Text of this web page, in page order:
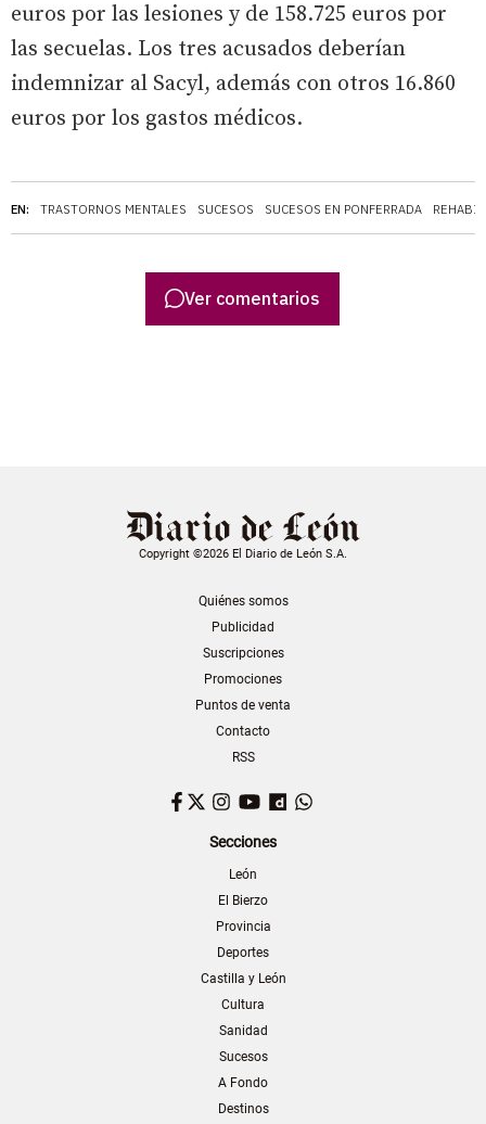
EN: TRASTORNOS MENTALES SUCESOS SUCESOS EN PONFERRADA
euros por las lesiones y de 158.725 euros por
las secuelas. Los tres acusados deberían
indemnizar al Sacyl, además con otros 16.860
euros por los gastos médicos.
Ver comentarios
Copyright ©2026 El Diario de León S.A.
Quiénes somos
Publicidad
Suscripciones
Promociones
Puntos de venta
Contacto
RSS
Facebook
TwitterInstagram
YouTubeDailymotion
Secciones
León
El Bierzo
Provincia
Deportes
Castilla y León
Cultura
Sanidad
Sucesos
A Fondo
Destinos